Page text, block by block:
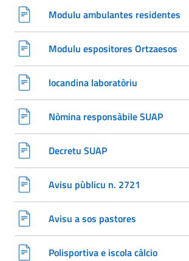
Modulu ambulantes residentes
Modulu espositores Ortzaesos
locandina laboratòriu
Nòmina responsàbile SUAP
Decretu SUAP
Avisu pùblicu n. 2721
Avisu a sos pastores
Polisportiva e iscola càlcio